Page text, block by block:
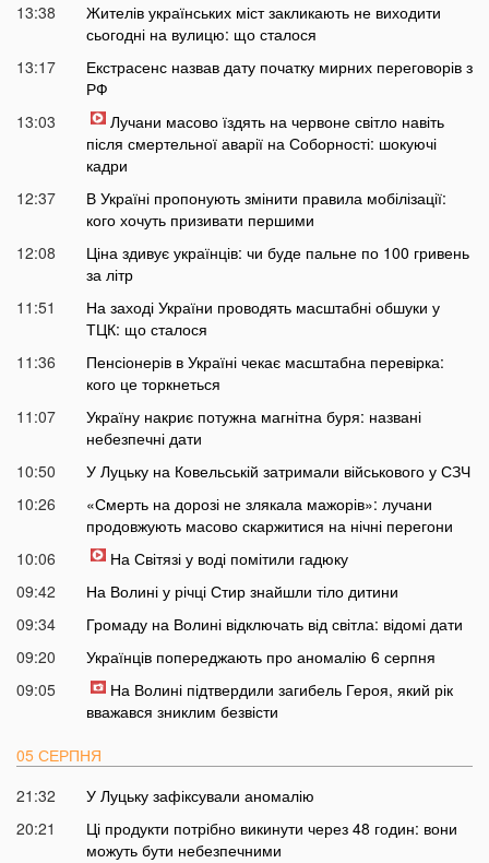
13:38
Жителів українських міст закликають не виходити
сьогодні на вулицю: що сталося
13:17
Екстрасенс назвав дату початку мирних переговорів з
РФ
13:03
Лучани масово їздять на червоне світло навіть
після смертельної аварії на Соборності: шокуючі
кадри
12:37
В Україні пропонують змінити правила мобілізації:
кого хочуть призивати першими
12:08
Ціна здивує українців: чи буде пальне по 100 гривень
за літр
11:51
На заході України проводять масштабні обшуки у
ТЦК: що сталося
11:36
Пенсіонерів в Україні чекає масштабна перевірка:
кого це торкнеться
11:07
Україну накриє потужна магнітна буря: названі
небезпечні дати
10:50
У Луцьку на Ковельській затримали військового у СЗЧ
10:26
«Смерть на дорозі не злякала мажорів»: лучани
продовжують масово скаржитися на нічні перегони
10:06
На Світязі у воді помітили гадюку
09:42
На Волині у річці Стир знайшли тіло дитини
09:34
Громаду на Волині відключать від світла: відомі дати
09:20
Українців попереджають про аномалію 6 серпня
09:05
На Волині підтвердили загибель Героя, який рік
вважався зниклим безвісти
05 СЕРПНЯ
21:32
У Луцьку зафіксували аномалію
20:21
Ці продукти потрібно викинути через 48 годин: вони
можуть бути небезпечними